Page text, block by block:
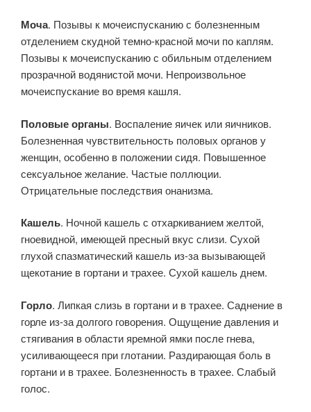
Моча. Позывы к мочеиспусканию с болезненным
отделением скудной темно-красной мочи по каплям.
Позывы к мочеиспусканию с обильным отделением
прозрачной водянистой мочи. Непроизвольное
мочеиспускание во время кашля.
Половые органы. Воспаление яичек или яичников.
Болезненная чувствительность половых органов у
женщин, особенно в положении сидя. Повышенное
сексуальное желание. Частые поллюции.
Отрицательные последствия онанизма.
Кашель. Ночной кашель с отхаркиванием желтой,
гноевидной, имеющей пресный вкус слизи. Сухой
глухой спазматический кашель из-за вызывающей
щекотание в гортани и трахее. Сухой кашель днем.
Горло. Липкая слизь в гортани и в трахее. Саднение в
горле из-за долгого говорения. Ощущение давления и
стягивания в области яремной ямки после гнева,
усиливающееся при глотании. Раздирающая боль в
гортани и в трахее. Болезненность в трахее. Слабый
голос.